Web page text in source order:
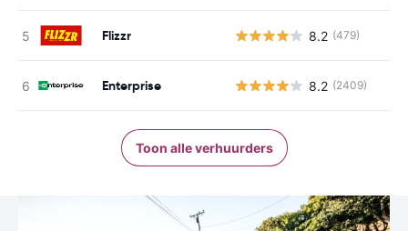
Flizzr 8.2 (479)
Enterprise 8.2 (2409)
Toon alle verhuurders